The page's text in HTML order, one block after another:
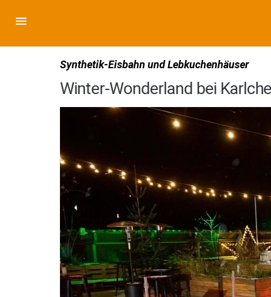
Synthetik-Eisbahn und Lebkuchenhäuser
Winter-Wonderland bei